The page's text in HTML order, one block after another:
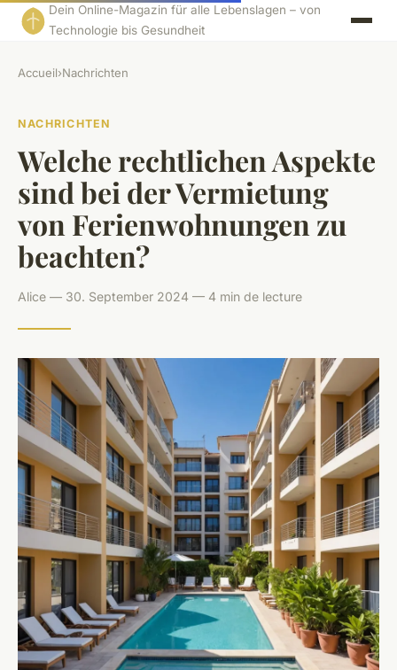
Dein Online-Magazin für alle Lebenslagen – von
Technologie bis Gesundheit
Accueil›Nachrichten
NACHRICHTEN
Welche rechtlichen Aspekte
sind bei der Vermietung
von Ferienwohnungen zu
beachten?
Alice — 30. September 2024 — 4 min de lecture